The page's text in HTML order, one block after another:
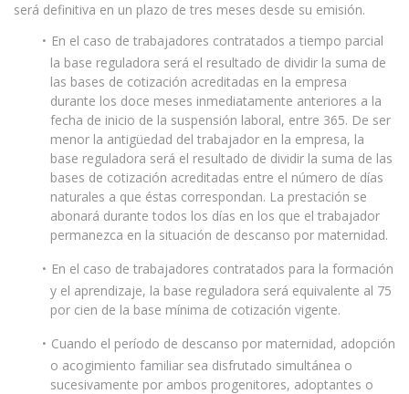
será definitiva en un plazo de tres meses desde su emisión.
En el caso de trabajadores contratados a tiempo parcial
la base reguladora será el resultado de dividir la suma de
las bases de cotización acreditadas en la empresa
durante los doce meses inmediatamente anteriores a la
fecha de inicio de la suspensión laboral, entre 365. De ser
menor la antigüedad del trabajador en la empresa, la
base reguladora será el resultado de dividir la suma de las
bases de cotización acreditadas entre el número de días
naturales a que éstas correspondan. La prestación se
abonará durante todos los días en los que el trabajador
permanezca en la situación de descanso por maternidad.
En el caso de trabajadores contratados para la formación
y el aprendizaje, la base reguladora será equivalente al 75
por cien de la base mínima de cotización vigente.
Cuando el período de descanso por maternidad, adopción
o acogimiento familiar sea disfrutado simultánea o
sucesivamente por ambos progenitores, adoptantes o